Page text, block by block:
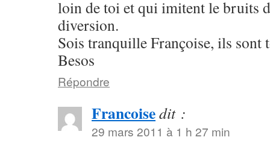
loin de toi et qui imitent le bruits
diversion.
Sois tranquille Françoise, ils sont
Besos
Répondre
Francoisedit :
29 mars 2011 à 1 h 27 min